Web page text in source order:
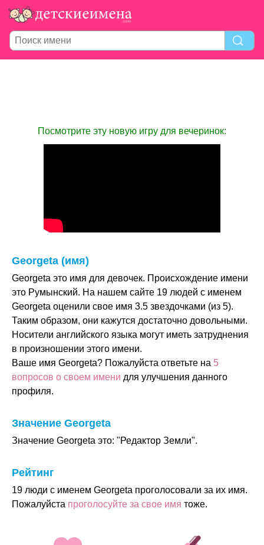
Посмотрите эту новую игру для вечеринок:
Georgeta (имя)
Georgeta это имя для девочек. Происхождение имени
это Румынский. На нашем сайте 19 людей с именем
Georgeta оценили свое имя 3.5 звездочками (из 5).
Таким образом, они кажутся достаточно довольными.
Носители английского языка могут иметь затруднения
в произношении этого имени.
Ваше имя Georgeta? Пожалуйста ответьте на 5
вопросов о своем имени для улучшения данного
профиля.
Значение Georgeta
Значение Georgeta это: "Редактор Земли".
Рейтинг
19 люди с именем Georgeta проголосовали за их имя.
Пожалуйста проголосуйте за свое имя тоже.